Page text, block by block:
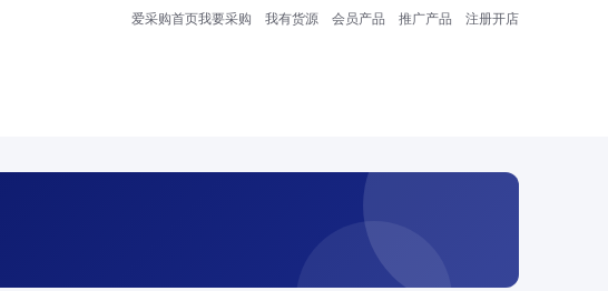
爱采购首页我要采购 我有货源 会员产品 推广产品 注册开店